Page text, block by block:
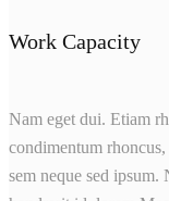
Work Capacity
Nam eget dui. Etiam
condimentum
sem neque sed